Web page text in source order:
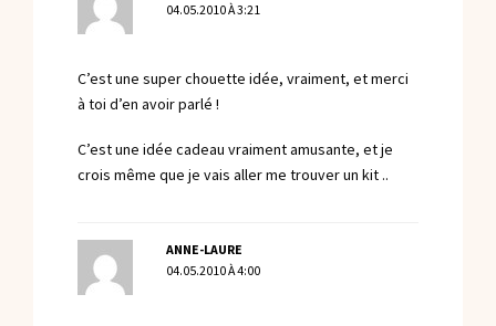
04.05.2010 À 3:21
C’est une super chouette idée, vraiment, et merci
à toi d’en avoir parlé !
C’est une idée cadeau vraiment amusante, et je
crois même que je vais aller me trouver un kit ..
ANNE-LAURE
04.05.2010 À 4:00